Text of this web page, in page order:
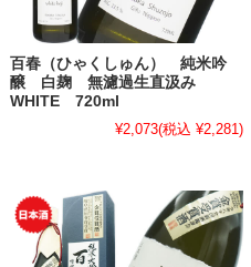
百春（ひゃくしゅん） 純米吟
醸 白麹 無濾過生直汲み
WHITE 720ml
¥2,073(税込 ¥2,281)